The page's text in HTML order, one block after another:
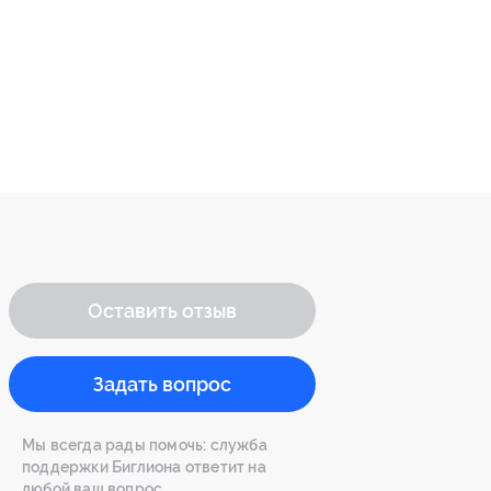
Оставить отзыв
Задать вопрос
Мы всегда рады помочь: служба
поддержки Биглиона ответит на